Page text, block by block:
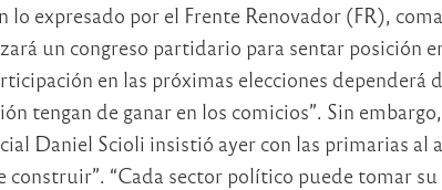
lo expresado por el Frente Renovador (FR),
un congreso partidario para sentar posición
en las próximas elecciones dependerá
tengan de ganar en los comicios”. Sin
Daniel Scioli insistió ayer con las primarias al
construir”. “Cada sector político puede tomar